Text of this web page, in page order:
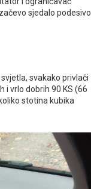
sjedalo podesivo
svakako privlači
i vrlo dobrih 90 KS (66
stotina kubika